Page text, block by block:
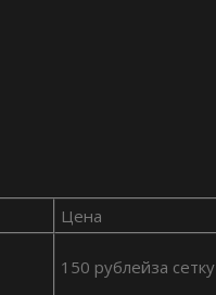
Цена
150 рублейза сетку